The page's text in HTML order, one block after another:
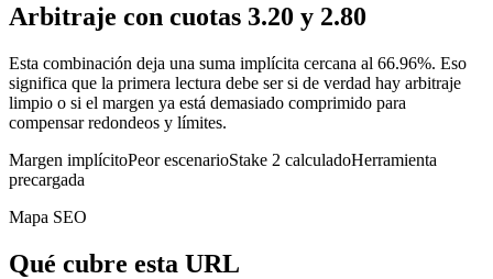
Arbitraje con cuotas 3.20 y 2.80
Esta combinación deja una suma implícita cercana al 66.96%. Eso
significa que la primera lectura debe ser si de verdad hay arbitraje
limpio o si el margen ya está demasiado comprimido para
compensar redondeos y límites.
Margen implícitoPeor escenarioStake 2 calculadoHerramienta
precargada
Mapa SEO
Qué cubre esta URL